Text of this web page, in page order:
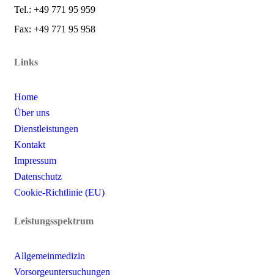
Tel.: +49 771 95 959
Fax: +49 771 95 958
Links
Home
Über uns
Dienstleistungen
Kontakt
Impressum
Datenschutz
Cookie-Richtlinie (EU)
Leistungsspektrum
Allgemeinmedizin
Vorsorgeuntersuchungen